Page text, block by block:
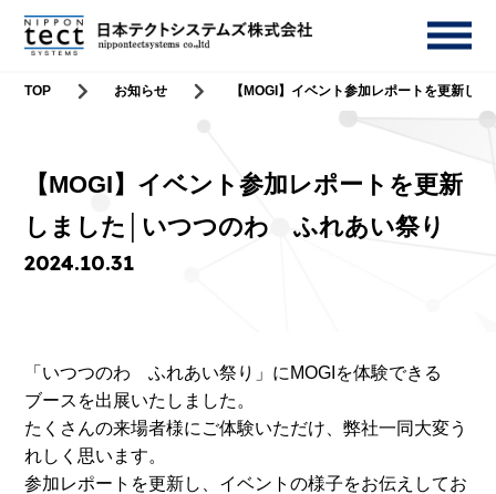
TOP お知らせ 【MOGI】イベント参加レポートを更新し
【MOGI】イベント参加レポートを更新
しました│いつつのわ ふれあい祭り
2024.10.31
「いつつのわ ふれあい祭り」にMOGIを体験できる
ブースを出展いたしました。
たくさんの来場者様にご体験いただけ、弊社一同大変う
れしく思います。
参加レポートを更新し、イベントの様子をお伝えしてお